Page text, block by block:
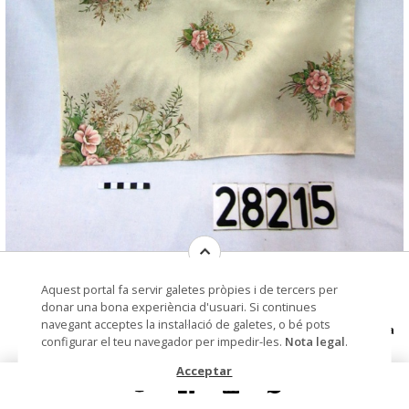
© Museu de les Terres de l'Ebre
drap per a la gerra d'oli, tapadora de
gerra d'oli
Autoria Torta Reverté, Mercè (mestressa
de casa)
Aquest portal fa servir galetes pròpies i de tercers per
donar una bona experiència d'usuari. Si continues
navegant acceptes la instal·lació de galetes, o bé pots
configurar el teu navegador per impedir-les. Nota legal.
Acceptar